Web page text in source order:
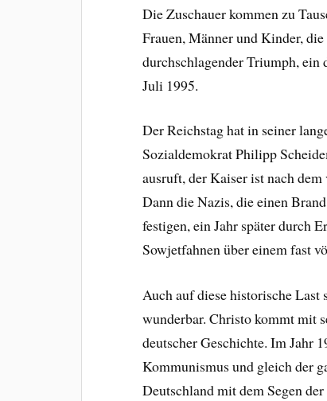
Die Zuschauer kommen zu
Frauen, Männer und Kinder,
durchschlagender Triumph, ein
Juli 1995.
Der Reichstag hat in seiner
Sozialdemokrat Philipp
ausruft, der Kaiser ist nach
Dann die Nazis, die einen
festigen, ein Jahr später durch
Sowjetfahnen über einem fast
Auch auf diese historische
wunderbar. Christo kommt mit
deutscher Geschichte. Im Jahr
Kommunismus und gleich der
Deutschland mit dem Segen